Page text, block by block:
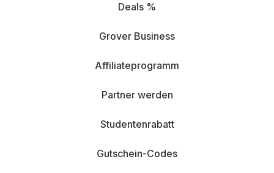
Deals %
Grover Business
Affiliateprogramm
Partner werden
Studentenrabatt
Gutschein-Codes